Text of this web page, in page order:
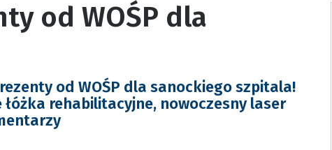
od WOŚP dla
od WOŚP dla sanockiego szpitala!
łóżka rehabilitacyjne, nowoczesny laser